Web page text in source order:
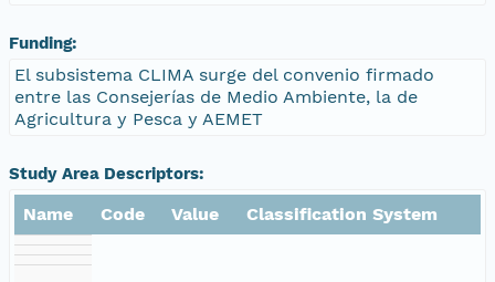
Funding:
El subsistema CLIMA surge del convenio firmado
entre las Consejerías de Medio Ambiente, la de
Agricultura y Pesca y AEMET
Study Area Descriptors:
Name Code Value Classification System